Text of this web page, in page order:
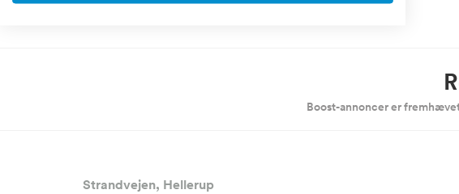
Boost-annoncer er
Strandvejen, Hellerup